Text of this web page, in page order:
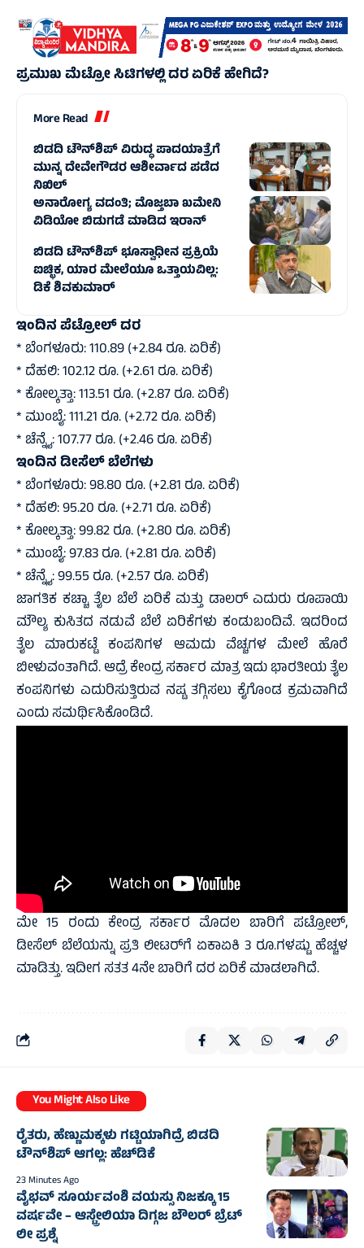
ಪ್ರಮುಖ ಮೆಟ್ರೋ ಸಿಟಿಗಳಲ್ಲಿ ದರ ಏರಿಕೆ ಹೇಗಿದೆ?
More Read
ಬಿಡದಿ ಟೌನ್‌ಶಿಪ್ ವಿರುದ್ಧ ಪಾದಯಾತ್ರೆಗೆ
ಮುನ್ನ ದೇವೇಗೌಡರ ಆಶೀರ್ವಾದ ಪಡೆದ
ನಿಖಿಲ್
ಅನಾರೋಗ್ಯ ವದಂತಿ; ಮೊಜ್ತಬಾ ಖಮೇನಿ
ವಿಡಿಯೋ ಬಿಡುಗಡೆ ಮಾಡಿದ ಇರಾನ್
ಬಿಡದಿ ಟೌನ್‌ಶಿಪ್‌ ಭೂಸ್ವಾಧೀನ ಪ್ರಕ್ರಿಯೆ
ಐಚ್ಛಿಕ, ಯಾರ ಮೇಲೆಯೂ ಒತ್ತಾಯವಿಲ್ಲ:
ಡಿಕೆ ಶಿವಕುಮಾರ್‌
ಇಂದಿನ ಪೆಟ್ರೋಲ್‌ ದರ
* ಬೆಂಗಳೂರು: 110.89 (+2.84 ರೂ. ಏರಿಕೆ)
* ದೆಹಲಿ: 102.12 ರೂ. (+2.61 ರೂ. ಏರಿಕೆ)
* ಕೋಲ್ಕತ್ತಾ: 113.51 ರೂ. (+2.87 ರೂ. ಏರಿಕೆ)
* ಮುಂಬೈ: 111.21 ರೂ. (+2.72 ರೂ. ಏರಿಕೆ)
* ಚೆನ್ನೈ: 107.77 ರೂ. (+2.46 ರೂ. ಏರಿಕೆ)
ಇಂದಿನ ಡೀಸೆಲ್ ಬೆಲೆಗಳು
* ಬೆಂಗಳೂರು: 98.80 ರೂ. (+2.81 ರೂ. ಏರಿಕೆ)
* ದೆಹಲಿ: 95.20 ರೂ. (+2.71 ರೂ. ಏರಿಕೆ)
* ಕೋಲ್ಕತ್ತಾ: 99.82 ರೂ. (+2.80 ರೂ. ಏರಿಕೆ)
* ಮುಂಬೈ: 97.83 ರೂ. (+2.81 ರೂ. ಏರಿಕೆ)
* ಚೆನ್ನೈ: 99.55 ರೂ. (+2.57 ರೂ. ಏರಿಕೆ)
ಜಾಗತಿಕ ಕಚ್ಚಾ ತೈಲ ಬೆಲೆ ಏರಿಕೆ ಮತ್ತು ಡಾಲರ್‌ ಎದುರು ರೂಪಾಯಿ
ಮೌಲ್ಯ ಕುಸಿತದ ನಡುವೆ ಬೆಲೆ ಏರಿಕೆಗಳು ಕಂಡುಬಂದಿವೆ. ಇದರಿಂದ
ತೈಲ ಮಾರುಕಟ್ಟೆ ಕಂಪನಿಗಳ ಆಮದು ವೆಚ್ಚಗಳ ಮೇಲೆ ಹೊರೆ
ಬೀಳುವಂತಾಗಿದೆ. ಆದ್ರೆ ಕೇಂದ್ರ ಸರ್ಕಾರ ಮಾತ್ರ ಇದು ಭಾರತೀಯ ತೈಲ
ಕಂಪನಿಗಳು ಎದುರಿಸುತ್ತಿರುವ ನಷ್ಟ ತಗ್ಗಿಸಲು ಕೈಗೊಂಡ ಕ್ರಮವಾಗಿದೆ
ಎಂದು ಸಮರ್ಥಿಸಿಕೊಂಡಿದೆ.
ಮೇ 15 ರಂದು ಕೇಂದ್ರ ಸರ್ಕಾರ ಮೊದಲ ಬಾರಿಗೆ ಪಟ್ರೋಲ್‌,
ಡೀಸೆಲ್‌ ಬೆಲೆಯನ್ನು ಪ್ರತಿ ಲೀಟರ್‌ಗೆ ಏಕಾಏಕಿ 3 ರೂ.ಗಳಷ್ಟು ಹೆಚ್ಚಳ
ಮಾಡಿತ್ತು. ಇದೀಗ ಸತತ 4ನೇ ಬಾರಿಗೆ ದರ ಏರಿಕೆ ಮಾಡಲಾಗಿದೆ.
You Might Also Like
ರೈತರು, ಹೆಣ್ಣುಮಕ್ಕಳು ಗಟ್ಟಿಯಾಗಿದ್ರೆ ಬಿಡದಿ
ಟೌನ್‌ಶಿಪ್ ಆಗಲ್ಲ: ಹೆಚ್‌ಡಿಕೆ
23 Minutes Ago
ವೈಭವ್ ಸೂರ್ಯವಂಶಿ ವಯಸ್ಸು ನಿಜಕ್ಕೂ 15
ವರ್ಷವೇ – ಆಸ್ಟ್ರೇಲಿಯಾ ದಿಗ್ಗಜ ಬೌಲರ್ ಬ್ರೆಟ್
ಲೀ ಪ್ರಶ್ನೆ